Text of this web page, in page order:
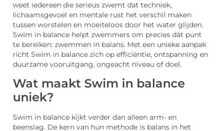
weet iedereen die serieus zwemt dat techniek,
lichaamsgevoel en mentale rust het verschil maken
tussen worstelen en moeiteloos door het water glijden.
Swim in balance helpt zwemmers om precies dát punt
te bereiken: zwemmen in balans. Met een unieke aanpak
richt Swim in balance zich op efficiëntie, ontspanning en
duurzame vooruitgang, ongeacht niveau of doel.
Wat maakt Swim in balance
uniek?
Swim in balance kijkt verder dan alleen arm- en
beenslag. De kern van hun methode is balans in het